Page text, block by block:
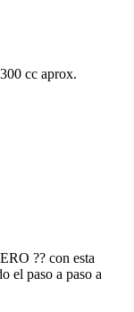
cc aprox.
?? con esta
el paso a paso a